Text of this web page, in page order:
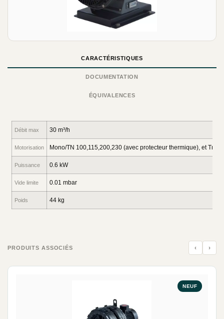
CARACTÉRISTIQUES
DOCUMENTATION
ÉQUIVALENCES
Débit max 30 m³/h
Motorisation Mono/TN 100,115,200,230 (avec protecteur thermique), et
Puissance 0.6 kW
Vide limite 0.01 mbar
Poids 44 kg
PRODUITS ASSOCIÉS ‹ ›
NEUF